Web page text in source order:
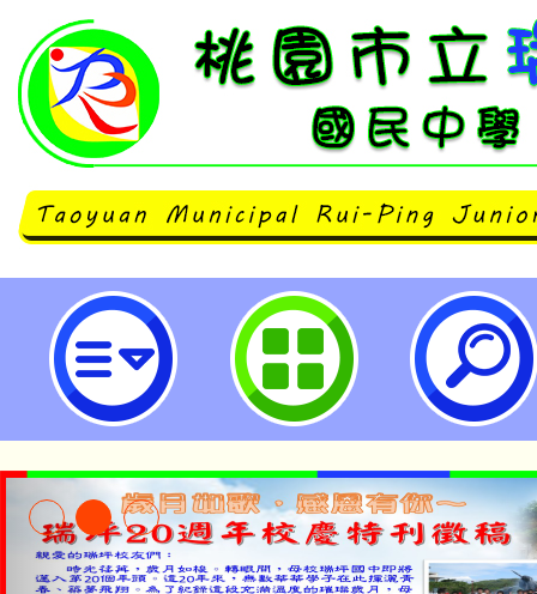
轉知南強高級工商職業學校辦理新
技術型高中未來新興產業職業試探
坪國民中學